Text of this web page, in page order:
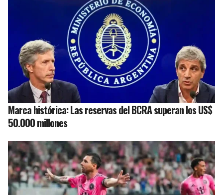
Marca histórica: Las reservas del BCRA superan los US$
50.000 millones